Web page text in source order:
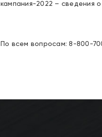
кампания-2022 – сведения о
По всем вопросам: 8-800-